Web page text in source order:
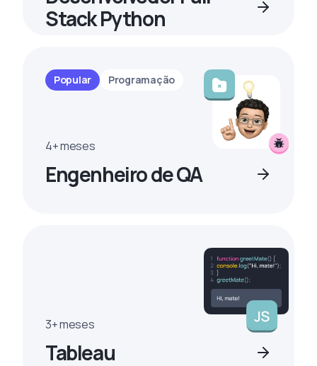
Stack Python
Popular Programação
4+ meses
Engenheiro de QA
3+ meses
Tableau